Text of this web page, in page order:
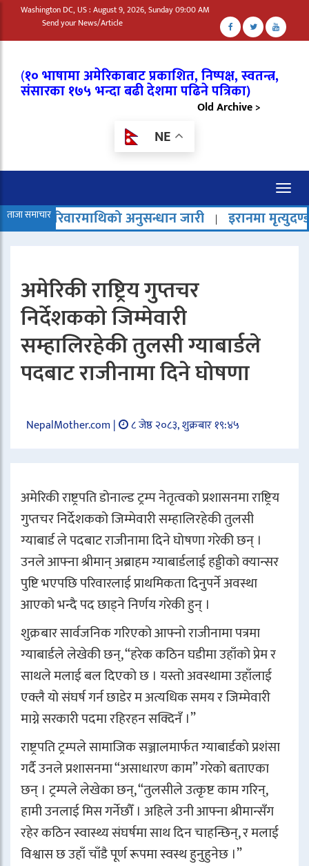
Washington DC, US : August 9, 2026, Sunday 09:00 AM
Send your News/Article
(१० भाषामा अमेरिकाबाट प्रकाशित, निष्पक्ष, स्वतन्त्र,
संसारका १७५ भन्दा बढी देशमा पढिने पत्रिका)
Old Archive >
NE
ताजा समाचारअनुसन्धान जारी | इरानमा मृत्युदण्ड बढेको भन्दै
अमेरिकी राष्ट्रिय गुप्तचर
निर्देशकको जिम्मेवारी
सम्हालिरहेकी तुलसी ग्याबार्डले
पदबाट राजीनामा दिने घोषणा
NepalMother.com | ८ जेष्ठ २०८३, शुक्रबार १९:४५
अमेरिकी राष्ट्रपतिडोनाल्ड ट्रम्पनेतृत्वको प्रशासनमा राष्ट्रिय
गुप्तचर निर्देशकको जिम्मेवारी सम्हालिरहेकीतुलसी
ग्याबार्डले पदबाट राजीनामा दिने घोषणा गरेकी छन् ।
उनले आफ्ना श्रीमान् अब्राहम ग्याबार्डलाई हड्डीको क्यान्सर
पुष्टि भएपछि परिवारलाई प्राथमिकता दिनुपर्ने अवस्था
आएको भन्दै पद छाड्ने निर्णय गरेकी हुन् ।
शुक्रबार सार्वजनिक गरिएको आफ्नो राजीनामा पत्रमा
ग्याबार्डले लेखेकी छन्, “हरेक कठिन घडीमा उहाँको प्रेम र
साथले मलाई बल दिएको छ । यस्तो अवस्थामा उहाँलाई
एक्लै यो संघर्ष गर्न छाडेर म अत्यधिक समय र जिम्मेवारी
माग्ने सरकारी पदमा रहिरहन सक्दिनँ ।”
राष्ट्रपति ट्रम्पले सामाजिक सञ्जालमार्फत ग्याबार्डको प्रशंसा
गर्दै उनले प्रशासनमा “असाधारण काम” गरेको बताएका
छन् । ट्रम्पले लेखेका छन्, “तुलसीले उत्कृष्ट काम गरिन्,
हामी उनलाई मिस गर्नेछौँ । अहिले उनी आफ्ना श्रीमान्सँग
रहेर कठिन स्वास्थ्य संघर्षमा साथ दिन चाहन्छिन्, र मलाई
विश्वास छ उहाँ चाँडै पूर्ण रूपमा स्वस्थ हुनुहुनेछ ।”